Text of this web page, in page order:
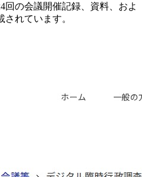
回の会議開催記録、資料、およ
れています。